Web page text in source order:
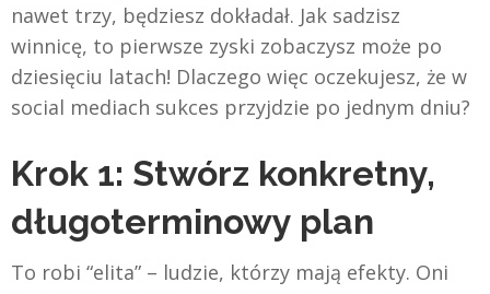
nawet trzy, będziesz dokładał. Jak sadzisz
winnicę, to pierwsze zyski zobaczysz może po
dziesięciu latach! Dlaczego więc oczekujesz, że w
social mediach sukces przyjdzie po jednym dniu?
Krok 1: Stwórz konkretny,
długoterminowy plan
To robi “elita” – ludzie, którzy mają efekty. Oni